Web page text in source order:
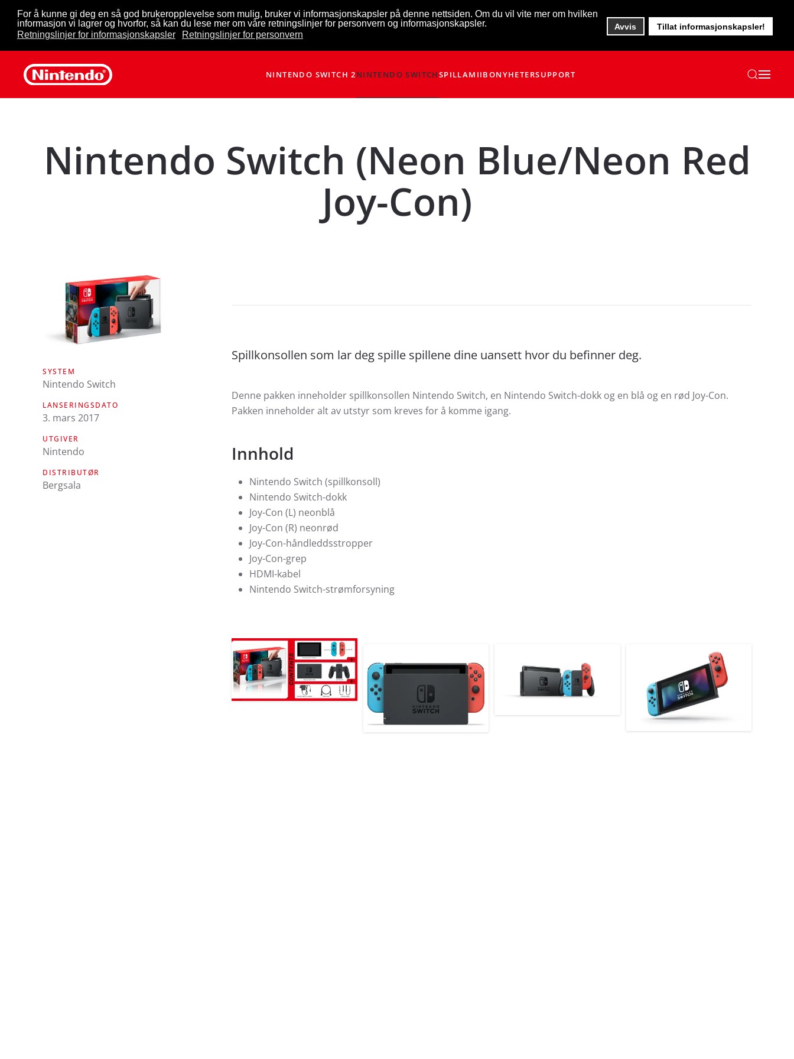
For å kunne gi deg en så god brukeropplevelse som mulig, bruker vi informasjonskapsler på denne nettsiden. Om du vil vite mer om hvilken
informasjon vi lagrer og hvorfor, så kan du lese mer om våre retningslinjer for personvern og informasjonskapsler.
Retningslinjer for informasjonskapsler
Retningslinjer for personvern
Avvis Tillat informasjonskapsler!
Skip to main content
NINTENDO SWITCH 2NINTENDO SWITCHSPILLAMIIBONYHETERSUPPORT
Nintendo Switch (Neon Blue/Neon Red
Joy-Con)
SYSTEM
Nintendo Switch
LANSERINGSDATO
3. mars 2017
UTGIVER
Nintendo
DISTRIBUTØR
Bergsala
Spillkonsollen som lar deg spille spillene dine uansett hvor du befinner deg.
Denne pakken inneholder spillkonsollen Nintendo Switch, en Nintendo Switch-dokk og en blå og en rød Joy-Con.
Pakken inneholder alt av utstyr som kreves for å komme igang.
Innhold
Nintendo Switch (spillkonsoll)
Nintendo Switch-dokk
Joy-Con (L) neonblå
Joy-Con (R) neonrød
Joy-Con-håndleddsstropper
Joy-Con-grep
HDMI-kabel
Nintendo Switch-strømforsyning